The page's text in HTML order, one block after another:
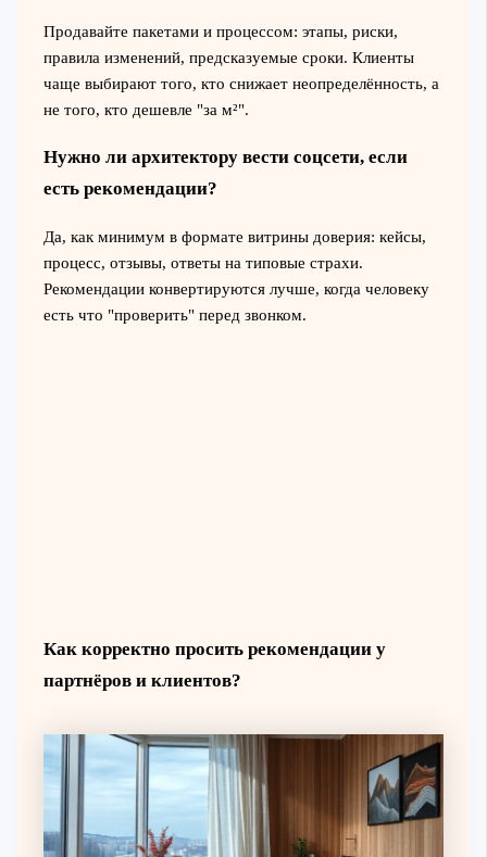
Продавайте пакетами и процессом: этапы, риски,
правила изменений, предсказуемые сроки. Клиенты
чаще выбирают того, кто снижает неопределённость, а
не того, кто дешевле "за м²".
Нужно ли архитектору вести соцсети, если
есть рекомендации?
Да, как минимум в формате витрины доверия: кейсы,
процесс, отзывы, ответы на типовые страхи.
Рекомендации конвертируются лучше, когда человеку
есть что "проверить" перед звонком.
Как корректно просить рекомендации у
партнёров и клиентов?